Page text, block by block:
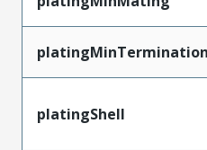
platingMinTermination
platingShell